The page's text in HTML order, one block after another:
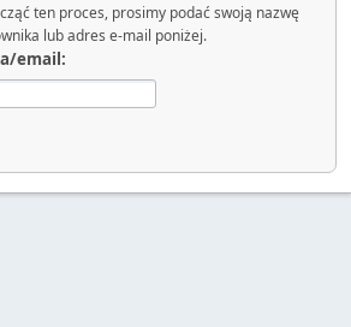
ten proces, prosimy podać swoją nazwę
lub adres e-mail poniżej.
email: